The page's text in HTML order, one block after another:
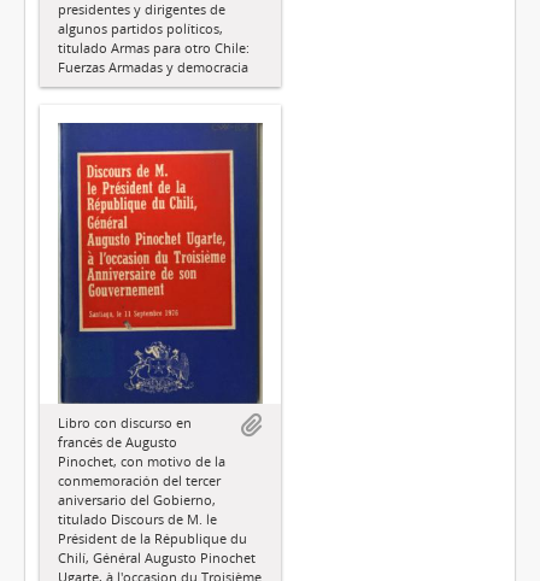
presidentes y dirigentes de
algunos partidos políticos,
titulado Armas para otro Chile:
Fuerzas Armadas y democracia
Libro con discurso en
francés de Augusto
Pinochet, con motivo de la
conmemoración del tercer
aniversario del Gobierno,
titulado Discours de M. le
Président de la République du
Chilí, Général Augusto Pinochet
Ugarte, à l'occasion du Troisième